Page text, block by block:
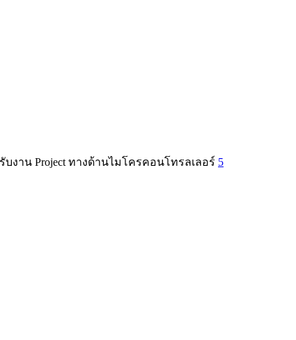
งาน Project ทางด้านไมโครคอนโทรลเลอร์ 5